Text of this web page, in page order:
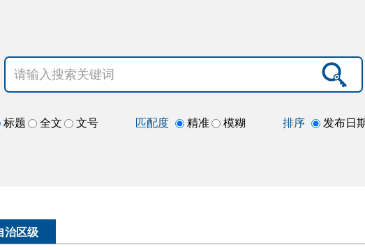
标题 全文 文号 匹配度 精准 模糊 排序 发布日
治区级